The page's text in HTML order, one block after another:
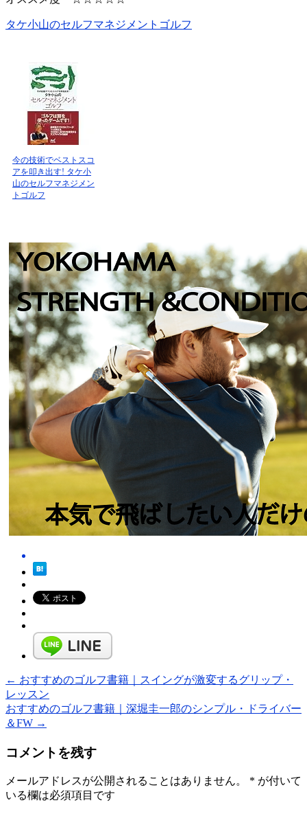
タケ小山のセルフマネジメントゴルフ
今の技術でベストスコ
アを叩き出す! タケ小
山のセルフマネジメン
トゴルフ
← おすすめのゴルフ書籍｜スイングが激変するグリップ・
レッスン
おすすめのゴルフ書籍｜深堀圭一郎のシンプル・ドライバー
＆FW →
コメントを残す
メールアドレスが公開されることはありません。 * が付いて
いる欄は必須項目です